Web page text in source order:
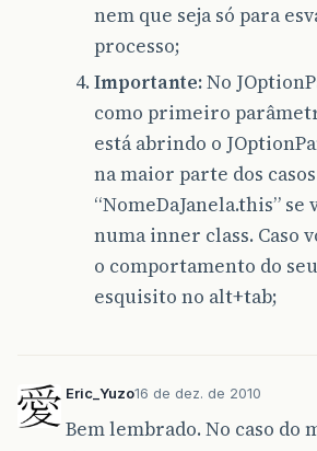
nem que seja só para
processo;
Importante:No
como primeiro
está abrindo o
na maior parte dos
“NomeDaJanela.this”
numa inner class. Caso
o comportamento do
esquisito no alt+tab;
Eric_Yuzo16 de dez. de 2010
Bem lembrado. No caso do